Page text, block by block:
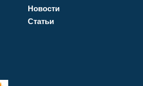
Новости
Статьи